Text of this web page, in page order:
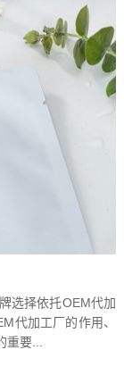
选择依托OEM代加
代加工厂的作用、
要...